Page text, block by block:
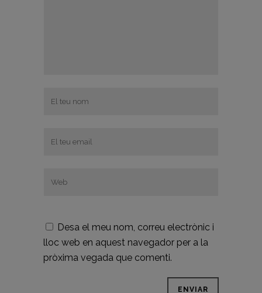
Desa el meu nom, correu electrònic i
lloc web en aquest navegador per a la
pròxima vegada que comenti.